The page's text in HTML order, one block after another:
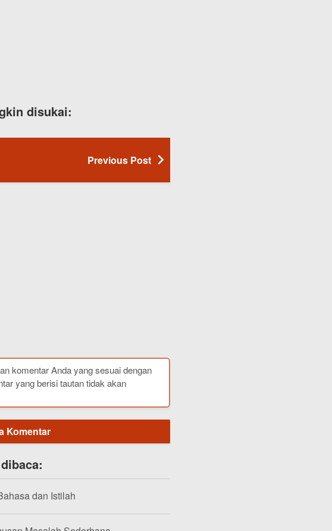
disukai:
Previous Post
komentar Anda yang sesuai dengan
yang berisi tautan tidak akan
Komentar
dan Istilah